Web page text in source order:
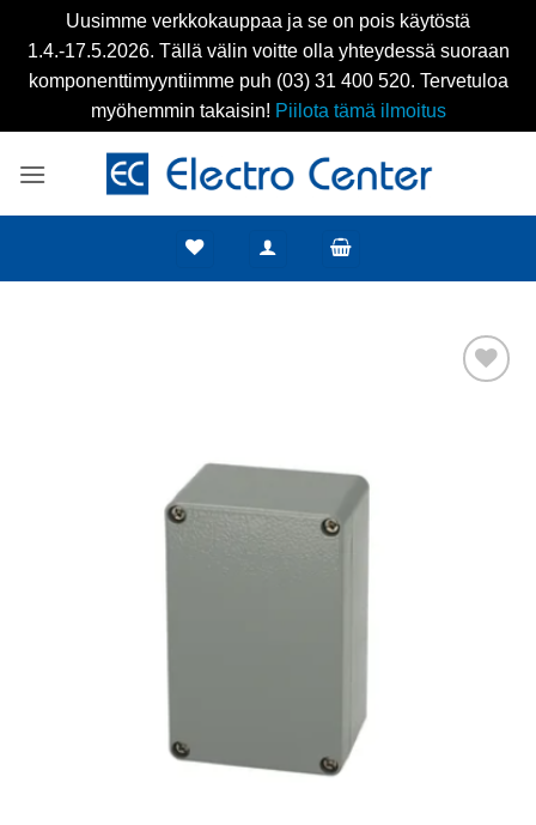
Uusimme verkkokauppaa ja se on pois käytöstä
1.4.-17.5.2026. Tällä välin voitte olla yhteydessä suoraan
komponenttimyyntiimme puh (03) 31 400 520. Tervetuloa
myöhemmin takaisin! Piilota tämä ilmoitus